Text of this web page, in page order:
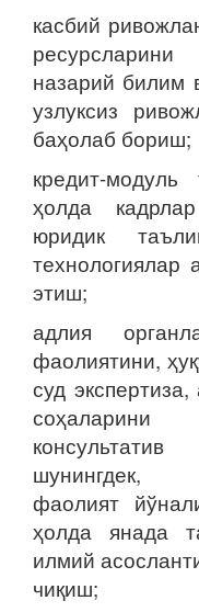
касбий
назарий билим
узлуксиз
баҳолаб бориш;
кредит-
ҳолда
юридик
технологиялар
этиш;
адлия
фаолиятини,
суд
фаолият
ҳолда янада
илмий
чиқиш;